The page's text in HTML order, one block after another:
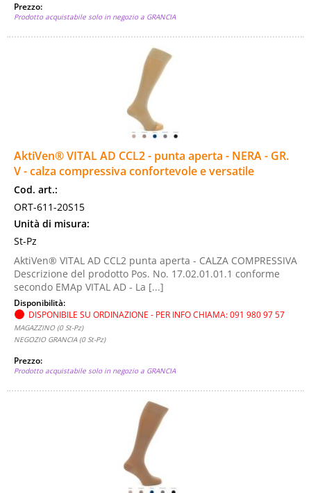
Prezzo:
Prodotto acquistabile solo in negozio a GRANCIA
AktiVen® VITAL AD CCL2 - punta aperta - NERA - GR.
V - calza compressiva confortevole e versatile
Cod. art.:
ORT-611-20S15
Unità di misura:
St-Pz
AktiVen® VITAL AD CCL2 punta aperta - CALZA COMPRESSIVA
Descrizione del prodotto Pos. No. 17.02.01.01.1 conforme
secondo EMAp VITAL AD - La [...]
Disponibilità:
DISPONIBILE SU ORDINAZIONE - PER INFO CHIAMA: 091 980 97 57
MAGAZZINO (0 St-Pz)
NEGOZIO GRANCIA (0 St-Pz)
Prezzo:
Prodotto acquistabile solo in negozio a GRANCIA